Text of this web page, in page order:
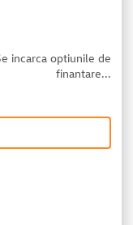
incarca optiunile de
finantare...